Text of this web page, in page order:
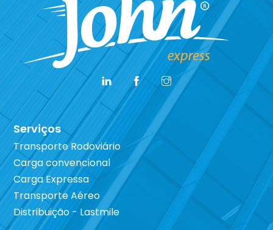
Serviços
Transporte Rodoviário
Carga convencional
Carga Expressa
Transporte Aéreo
Distribuição - Lastmile